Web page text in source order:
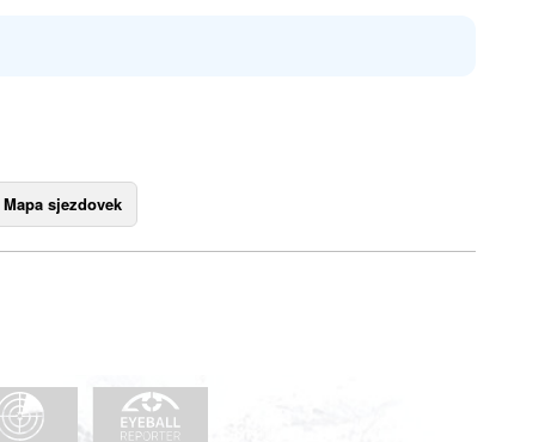
Mapa sjezdovek